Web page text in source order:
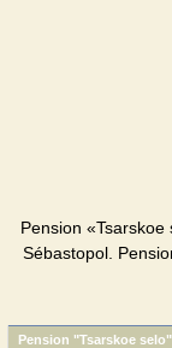
Pension
Sébastopol.
Pension "Tsarskoe selo"